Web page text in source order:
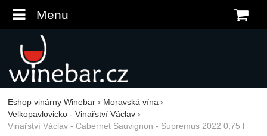
Menu
Eshop vinárny Winebar
Moravská vína
Velkopavlovicko - Vinařství Václav
Vinařství Václav - Cabernet Sauvignon - Supremus 2022 0,75 l